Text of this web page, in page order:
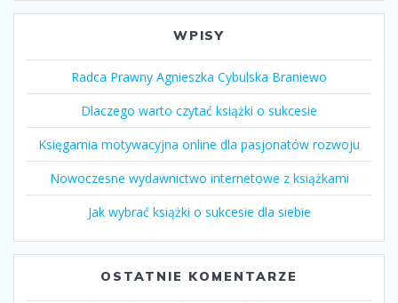
WPISY
Radca Prawny Agnieszka Cybulska Braniewo
Dlaczego warto czytać książki o sukcesie
Księgarnia motywacyjna online dla pasjonatów rozwoju
Nowoczesne wydawnictwo internetowe z książkami
Jak wybrać książki o sukcesie dla siebie
OSTATNIE KOMENTARZE